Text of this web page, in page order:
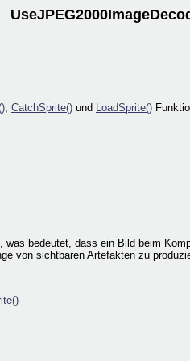
, CatchSprite() und LoadSprite()
bedeutet, dass ein Bild beim
von sichtbaren Artefakten zu